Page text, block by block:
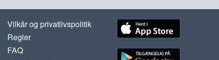
Vilkår og privatlivspolitik
Regler
FAQ